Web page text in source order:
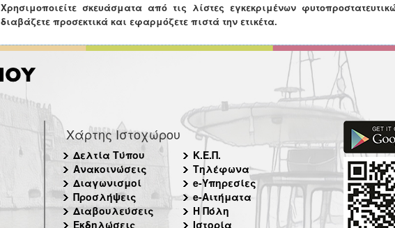
Χρησιμοποιείτε σκευάσματα από τις λίστες εγκεκριμένων
διαβάζετε προσεκτικά και εφαρμόζετε πιστά την ετικέτα.
Χάρτης Ιστοχώρου
Δελτία Τύπου
Ανακοινώσεις
Διαγωνισμοί
Προσλήψεις
Διαβουλεύσεις
Εκδηλώσεις
Κ.Ε.Π.
Τηλέφωνα
e-Υπηρεσίες
e-Αιτήματα
Η Πόλη
Ιστορία